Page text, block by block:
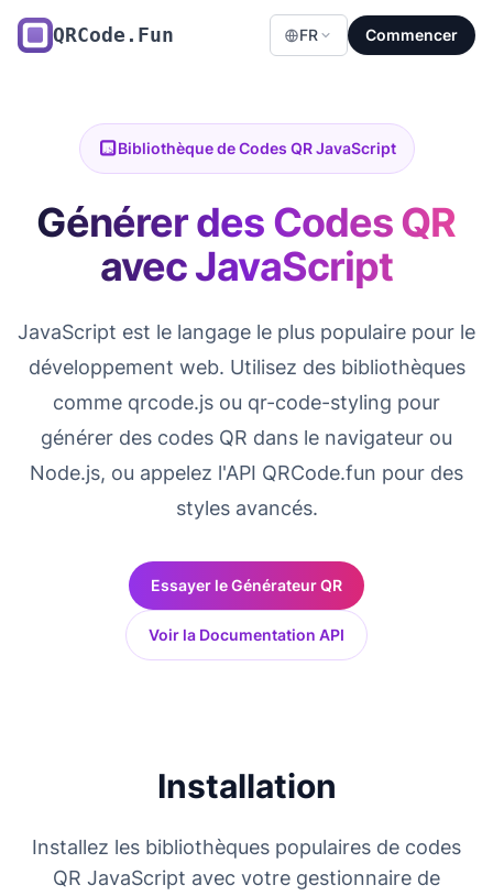
QRCode.Fun FR Commencer
Bibliothèque de Codes QR JavaScript
Générer des Codes QR
avec JavaScript
JavaScript est le langage le plus populaire pour le
développement web. Utilisez des bibliothèques
comme qrcode.js ou qr-code-styling pour
générer des codes QR dans le navigateur ou
Node.js, ou appelez l'API QRCode.fun pour des
styles avancés.
Essayer le Générateur QR
Voir la Documentation API
Installation
Installez les bibliothèques populaires de codes
QR JavaScript avec votre gestionnaire de